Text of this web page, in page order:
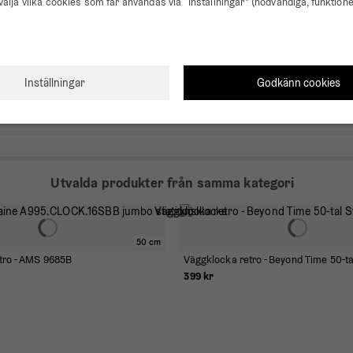
0
Utvalda produkter från samma kategori
50 cm
- AMS 9685B
Väggklocka retro - Beyond Time 50-
399 kr
Inställningar Godkänn cookies